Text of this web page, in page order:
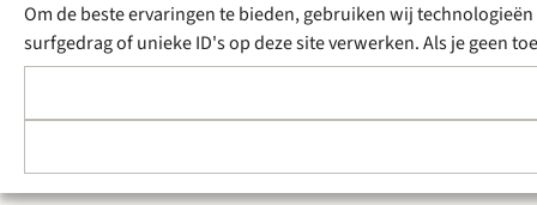
Om de beste ervaringen te bieden, gebruiken wij
surfgedrag of unieke ID's op deze site verwerken. Als je geen